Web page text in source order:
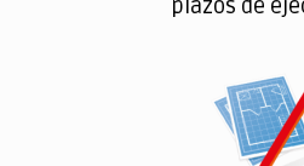
plazos de